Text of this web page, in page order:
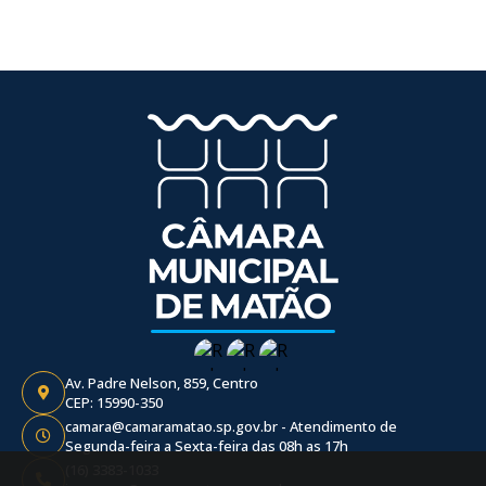
Av. Padre Nelson, 859, Centro
CEP: 15990-350
camara@camaramatao.sp.gov.br - Atendimento de
Segunda-feira a Sexta-feira das 08h as 17h